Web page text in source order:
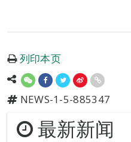
列印本页
NEWS-1-5-885347
最新新闻